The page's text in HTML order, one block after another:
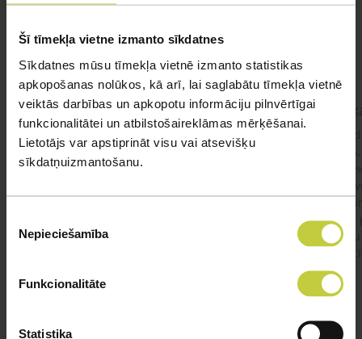
Šī tīmekļa vietne izmanto sīkdatnes
Sīkdatnes mūsu tīmekļa vietnē izmanto statistikas
apkopošanas nolūkos, kā arī, lai saglabātu tīmekļa vietnē
veiktās darbības un apkopotu informāciju pilnvērtīgai
funkcionalitātei un atbilstošaireklāmas mērķēšanai.
Lietotājs var apstiprināt visu vai atsevišķu
sīkdatņuizmantošanu.
izvēle
Nepieciešamība
Funkcionalitāte
Statistika
kaķis apēdis plēvi
Ja kaķim gadījies apēst plastiku ,ko ieklāj zem
garnelēm kārbiņās apakšā.Kādas sekas varētu
būt?Kā kaķis varētu reağēt...Ko darīt?
viņš